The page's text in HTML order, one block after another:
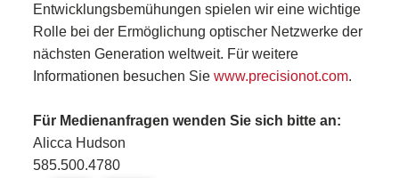
Entwicklungsbemühungen spielen wir eine wichtige
Rolle bei der Ermöglichung optischer Netzwerke der
nächsten Generation weltweit. Für weitere
Informationen besuchen Sie www.precisionot.com.
Für Medienanfragen wenden Sie sich bitte an:
Alicca Hudson
585.500.4780